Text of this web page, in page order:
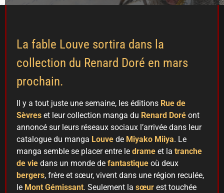
La fable Louve sortira dans la
collection du Renard Doré en mars
prochain.
Il y a tout juste une semaine, les éditions Rue de
Sèvres et leur collection manga du Renard Doré ont
annoncé sur leurs réseaux sociaux l’arrivée dans leur
catalogue du manga Louve de Miyako Miiya. Le
manga semble se placer entre le drame et la tranche
de vie dans un monde de fantastique où deux
bergers, frère et sœur, vivent dans une région reculée,
le Mont Gémissant. Seulement la sœur est touchée